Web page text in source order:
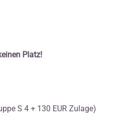
Platz!
S 4 + 130 EUR Zulage)